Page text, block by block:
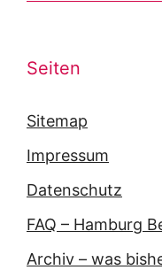
Seiten
Sitemap
Impressum
Datenschutz
FAQ – Hamburg
Archiv – was